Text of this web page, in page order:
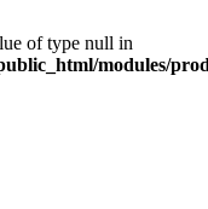
of type null in
modules/